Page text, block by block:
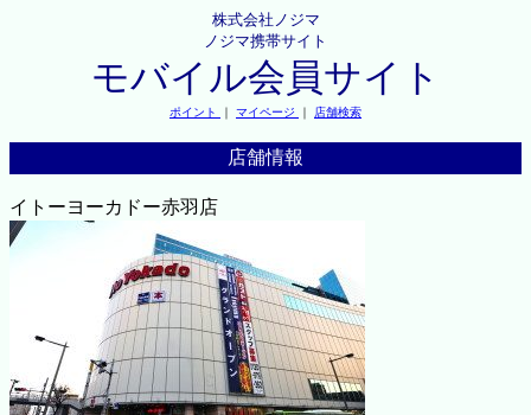
株式会社ノジマ
ノジマ携帯サイト
モバイル会員サイト
ポイント ｜ マイページ ｜ 店舗検索
店舗情報
イトーヨーカドー赤羽店